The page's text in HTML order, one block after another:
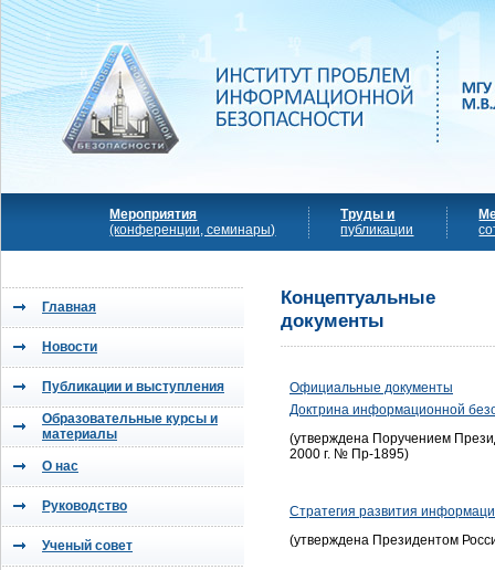
Мероприятия
(конференции, семинары)
Труды и
публикации
Главная
Новости
Публикации и выступления
Образовательные курсы и
материалы
О нас
Руководство
Ученый совет
Концептуальные
документы
Официальные документы
Доктрина информационной
(утверждена Поручением
2000 г. № Пр-1895)
Стратегия развития
(утверждена Президентом